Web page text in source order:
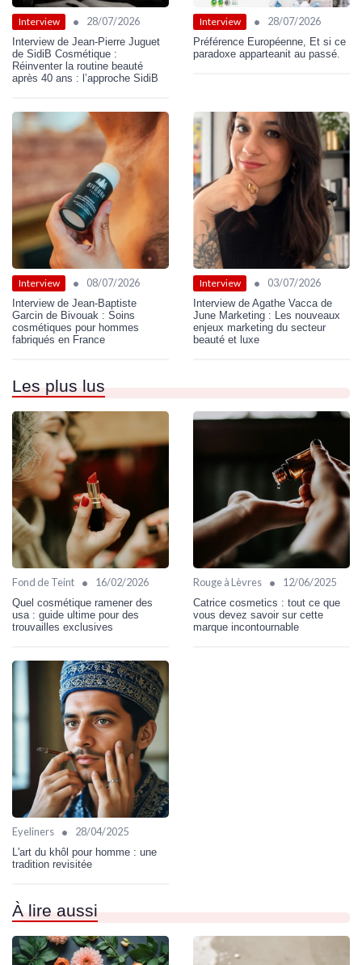
Interview • 28/07/2026
Interview de Jean-Pierre Juguet
de SidiB Cosmétique :
Réinventer la routine beauté
après 40 ans : l’approche SidiB
Interview • 28/07/2026
Préférence Européenne, Et si ce
paradoxe apparteanit au passé.
Interview • 08/07/2026
Interview de Jean-Baptiste
Garcin de Bivouak : Soins
cosmétiques pour hommes
fabriqués en France
Interview • 03/07/2026
Interview de Agathe Vacca de
June Marketing : Les nouveaux
enjeux marketing du secteur
beauté et luxe
Les plus lus
Fond de Teint • 16/02/2026
Quel cosmétique ramener des
usa : guide ultime pour des
trouvailles exclusives
Rouge à Lèvres • 12/06/2025
Catrice cosmetics : tout ce que
vous devez savoir sur cette
marque incontournable
Eyeliners • 28/04/2025
L'art du khôl pour homme : une
tradition revisitée
À lire aussi